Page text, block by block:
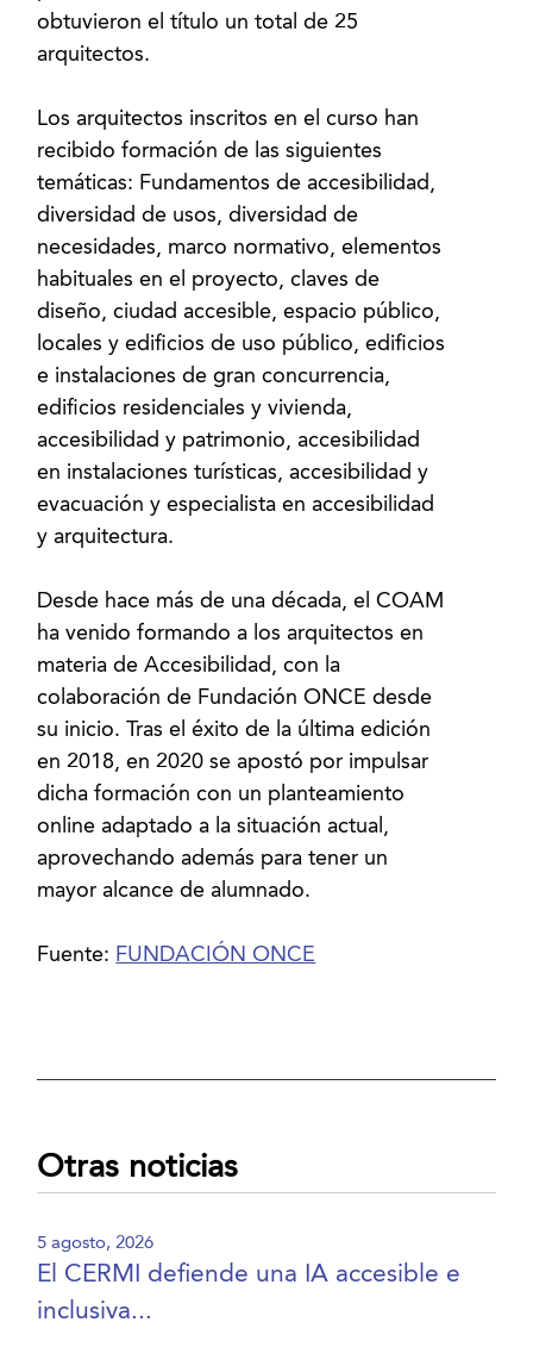
obtuvieron el título un total de 25
arquitectos.
Los arquitectos inscritos en el curso han
recibido formación de las siguientes
temáticas: Fundamentos de accesibilidad,
diversidad de usos, diversidad de
necesidades, marco normativo, elementos
habituales en el proyecto, claves de
diseño, ciudad accesible, espacio público,
locales y edificios de uso público, edificios
e instalaciones de gran concurrencia,
edificios residenciales y vivienda,
accesibilidad y patrimonio, accesibilidad
en instalaciones turísticas, accesibilidad y
evacuación y especialista en accesibilidad
y arquitectura.
Desde hace más de una década, el COAM
ha venido formando a los arquitectos en
materia de Accesibilidad, con la
colaboración de Fundación ONCE desde
su inicio. Tras el éxito de la última edición
en 2018, en 2020 se apostó por impulsar
dicha formación con un planteamiento
online adaptado a la situación actual,
aprovechando además para tener un
mayor alcance de alumnado.
Fuente: FUNDACIÓN ONCE
Otras noticias
5 agosto, 2026
El CERMI defiende una IA accesible e
inclusiva...